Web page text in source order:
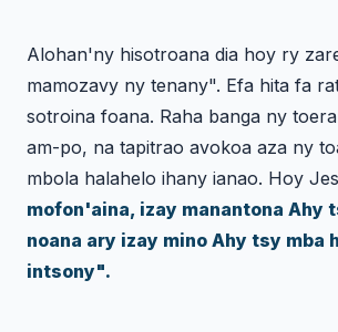
Alohan'ny hisotroana dia hoy ry
mamozavy ny tenany". Efa hita fa
sotroina foana. Raha banga ny
am-po, na tapitrao avokoa aza ny
mbola halahelo ihany ianao. Hoy
mofon'aina, izay manantona Ahy
noana ary izay mino Ahy tsy mba
intsony".